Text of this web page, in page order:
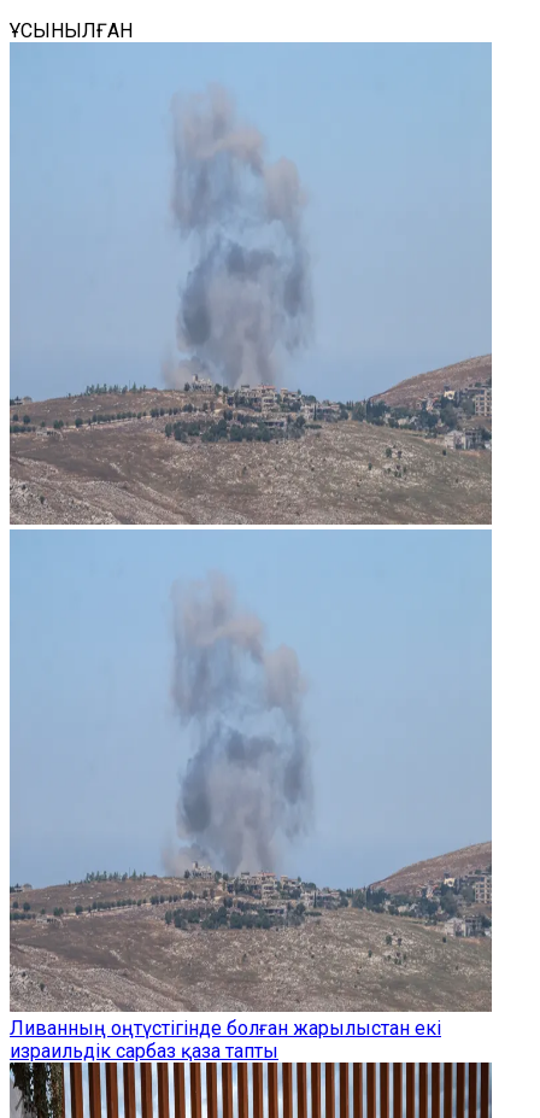
ҰСЫНЫЛҒАН
Ливанның оңтүстігінде болған жарылыстан екі
израильдік сарбаз қаза тапты